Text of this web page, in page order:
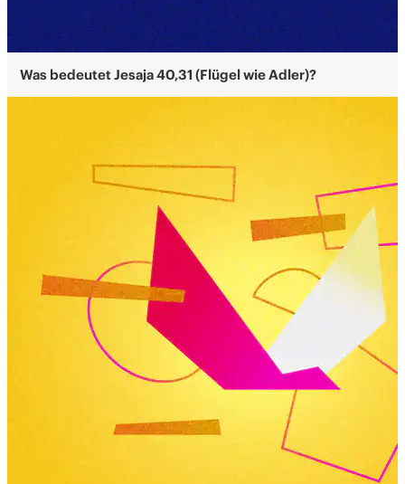
Was bedeutet Jesaja 40,31 (Flügel wie Adler)?